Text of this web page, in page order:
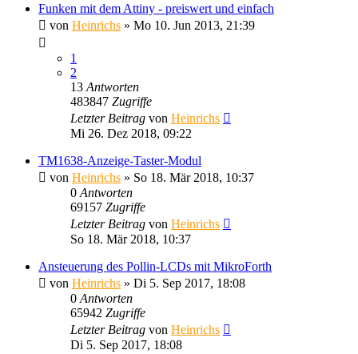
Funken mit dem Attiny - preiswert und einfach
von Heinrichs » Mo 10. Jun 2013, 21:39
1
2
13 Antworten
483847 Zugriffe
Letzter Beitrag von Heinrichs
Mi 26. Dez 2018, 09:22
TM1638-Anzeige-Taster-Modul
von Heinrichs » So 18. Mär 2018, 10:37
0 Antworten
69157 Zugriffe
Letzter Beitrag von Heinrichs
So 18. Mär 2018, 10:37
Ansteuerung des Pollin-LCDs mit MikroForth
von Heinrichs » Di 5. Sep 2017, 18:08
0 Antworten
65942 Zugriffe
Letzter Beitrag von Heinrichs
Di 5. Sep 2017, 18:08